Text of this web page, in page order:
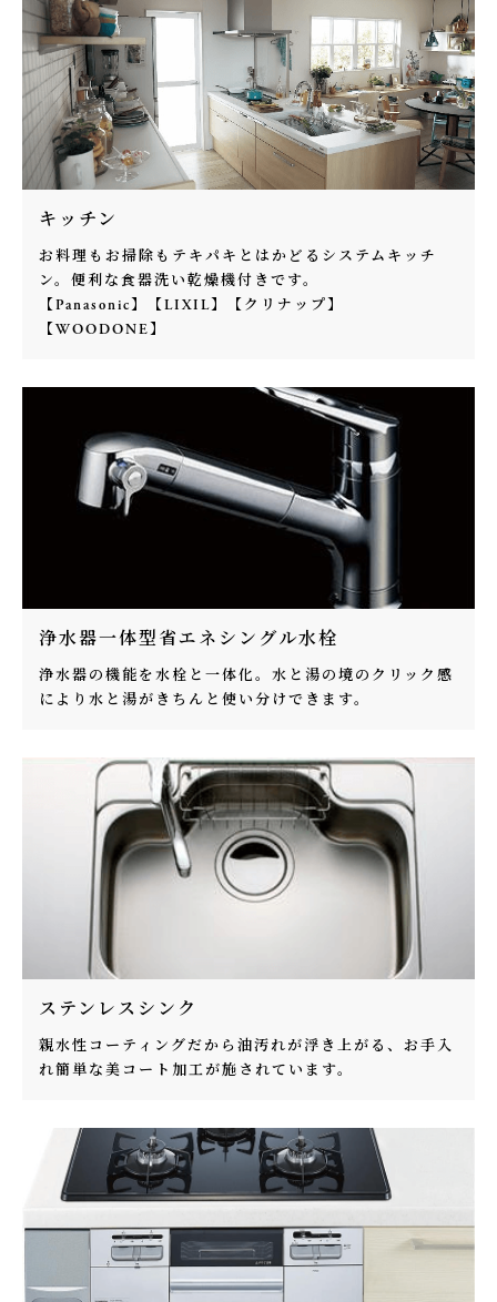
キッチン
お料理もお掃除もテキパキとはかどるシステムキッチ
ン。便利な食器洗い乾燥機付きです。
【Panasonic】【LIXIL】【クリナップ】
【WOODONE】
浄水器一体型省エネシングル水栓
浄水器の機能を水栓と一体化。水と湯の境のクリック感
により水と湯がきちんと使い分けできます。
ステンレスシンク
親水性コーティングだから油汚れが浮き上がる、お手入
れ簡単な美コート加工が施されています。